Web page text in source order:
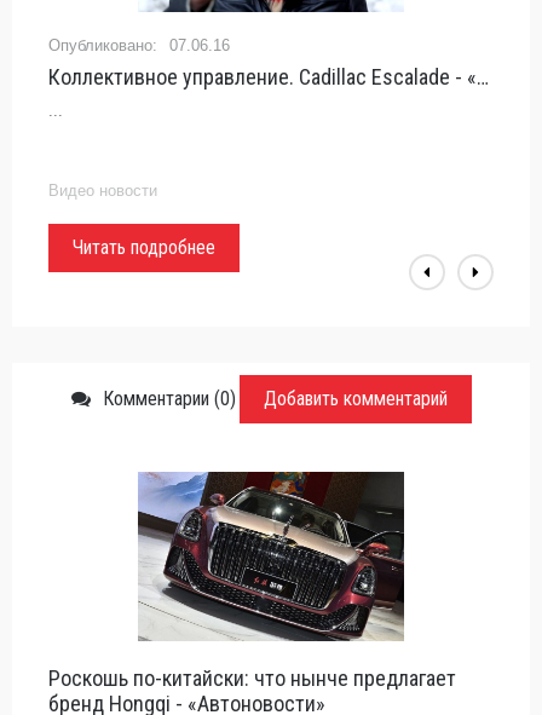
07.06.16
Коллективное управление. Cadillac Escalade - «видео»
...
Видео новости
Читать подробнее
Комментарии (0) Добавить комментарий
Роскошь по-китайски: что нынче предлагает
бренд Hongqi - «Автоновости»